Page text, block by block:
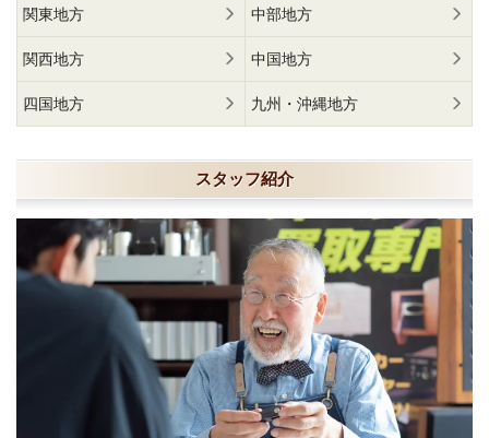
関東地方 中部地方
関西地方 中国地方
四国地方 九州・沖縄地方
スタッフ紹介